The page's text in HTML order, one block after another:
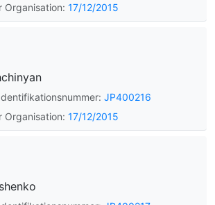
Organisation: 17/12/2015
JP400216
Organisation: 17/12/2015